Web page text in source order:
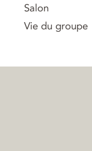
Salon
Vie du groupe